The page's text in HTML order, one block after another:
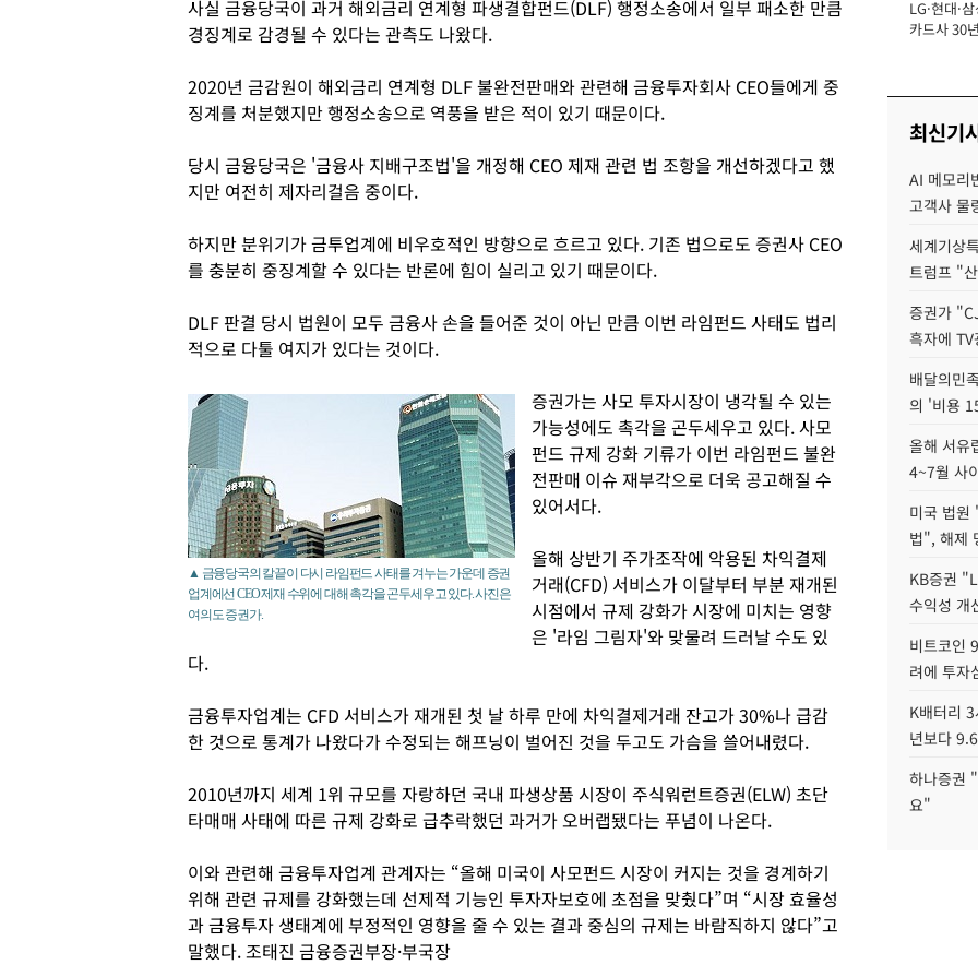
사실 금융당국이 과거 해외금리 연계형 파생결합펀드(DLF) 행정소송에서 일부 패소한 만큼
경징계로 감경될 수 있다는 관측도 나왔다.
2020년 금감원이 해외금리 연계형 DLF 불완전판매와 관련해 금융투자회사 CEO들에게 중
징계를 처분했지만 행정소송으로 역풍을 받은 적이 있기 때문이다.
당시 금융당국은 '금융사 지배구조법'을 개정해 CEO 제재 관련 법 조항을 개선하겠다고 했
지만 여전히 제자리걸음 중이다.
하지만 분위기가 금투업계에 비우호적인 방향으로 흐르고 있다. 기존 법으로도 증권사 CEO
를 충분히 중징계할 수 있다는 반론에 힘이 실리고 있기 때문이다.
DLF 판결 당시 법원이 모두 금융사 손을 들어준 것이 아닌 만큼 이번 라임펀드 사태도 법리
적으로 다툴 여지가 있다는 것이다.
▲ 금융당국의 칼끝이 다시 라임펀드 사태를 겨누는 가운데 증권
업계에선 CEO 제재 수위에 대해 촉각을 곤두세우고 있다. 사진은
여의도 증권가.
증권가는 사모 투자시장이 냉각될 수 있는
가능성에도 촉각을 곤두세우고 있다. 사모
펀드 규제 강화 기류가 이번 라임펀드 불완
전판매 이슈 재부각으로 더욱 공고해질 수
있어서다.
올해 상반기 주가조작에 악용된 차익결제
거래(CFD) 서비스가 이달부터 부분 재개된
시점에서 규제 강화가 시장에 미치는 영향
은 '라임 그림자'와 맞물려 드러날 수도 있
다.
금융투자업계는 CFD 서비스가 재개된 첫 날 하루 만에 차익결제거래 잔고가 30%나 급감
한 것으로 통계가 나왔다가 수정되는 해프닝이 벌어진 것을 두고도 가슴을 쓸어내렸다.
2010년까지 세계 1위 규모를 자랑하던 국내 파생상품 시장이 주식워런트증권(ELW) 초단
타매매 사태에 따른 규제 강화로 급추락했던 과거가 오버랩됐다는 푸념이 나온다.
이와 관련해 금융투자업계 관계자는 “올해 미국이 사모펀드 시장이 커지는 것을 경계하기
위해 관련 규제를 강화했는데 선제적 기능인 투자자보호에 초점을 맞췄다”며 “시장 효율성
과 금융투자 생태계에 부정적인 영향을 줄 수 있는 결과 중심의 규제는 바람직하지 않다”고
말했다. 조태진 금융증권부장·부국장
장
LG·현대·
카드사 30
최신기
AI 메모리
고객사 물
세계기상
트럼프 "
증권가
흑자에
배달의민
의 '비용
올해 서유
4~7월 사
미국 법원
법", 해제
KB증권
수익성 개
비트코인
려에 투자
K배터리
년보다
하나증권
요"